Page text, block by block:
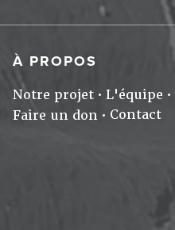
À PROPOS
Notre projet L'équipe
Faire un don
Contact